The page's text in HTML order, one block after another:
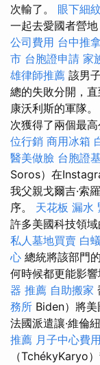
次輸了。 眼下細
一起去愛國者營
公司費用 台中推
市 台胞證申請 家
雄律師推薦 該男
總的失敗分開，
康沃利斯的軍隊
次獲得了兩個最
位行銷 商用冰箱
醫美做臉 台胞證
Soros）在
我父親戈爾吉·索
序。 天花板 漏水
許多美國科技領域
私人墓地買賣 白
心 總統將該部門
何時候都更能影
器 推薦 自助搬家
務所 Biden）將美
法國派遣讓·維倫
推薦 月子中心費用
（TchékyKaryo